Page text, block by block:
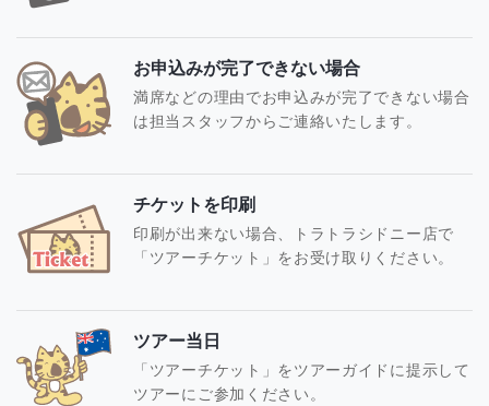
お申込みが完了できない場合
満席などの理由でお申込みが完了できない場合
は担当スタッフからご連絡いたします。
チケットを印刷
印刷が出来ない場合、トラトラシドニー店で
「ツアーチケット」をお受け取りください。
ツアー当日
「ツアーチケット」をツアーガイドに提示して
ツアーにご参加ください。